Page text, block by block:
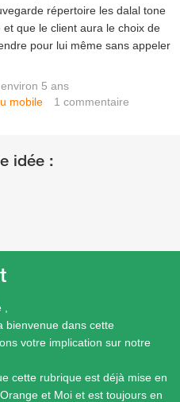
répertoire les dalal tone
que le client aura le choix de
pour lui même sans appeler
5 ans
mobile
1commentaire
bienvenue dans cette
votre implication sur notre
cette rubrique est déjà mise en
et Moi et est toujours en